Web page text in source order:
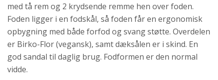
med tå rem og 2 krydsende remme hen over foden.
Foden ligger i en fodskål, så foden får en ergonomisk
opbygning med både forfod og svang støtte. Overdelen
er Birko-Flor (vegansk), samt dæksålen er i skind. En
god sandal til daglig brug. Fodformen er den normal
vidde.